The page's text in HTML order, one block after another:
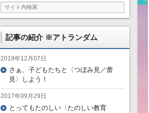
記事の紹介 ※アトランダム
2019年12月07日
さぁ、子どもたちと〈つぼみ見／蕾
見〉しよう！
2017年09月29日
とってもたのしい〈たのしい教育